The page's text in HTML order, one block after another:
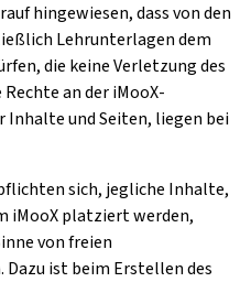
hingewiesen, dass von den
Lehrunterlagen dem
die keine Verletzung des
an der iMooX-
und Seiten, liegen bei
sich, jegliche Inhalte,
iMooX platziert werden,
von freien
ist beim Erstellen des